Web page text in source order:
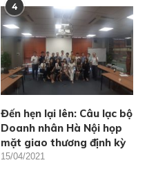
4
Đến hẹn lại lên: Câu lạc bộ
Doanh nhân Hà Nội họp
mặt giao thương định kỳ
15/04/2021